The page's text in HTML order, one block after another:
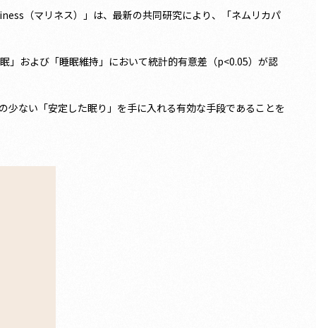
（マリネス）」は、最新の共同研究により、「ネムリカパ
」および「睡眠維持」において統計的有意差（p<0.05）が認
ない「安定した眠り」を手に入れる有効な手段であることを